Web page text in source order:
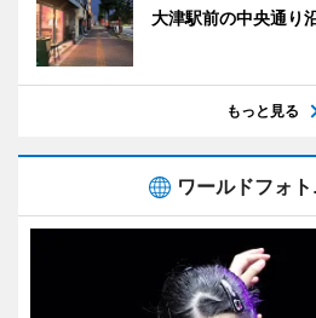
大津駅前の中央通り
もっと見る
ワールドフォ